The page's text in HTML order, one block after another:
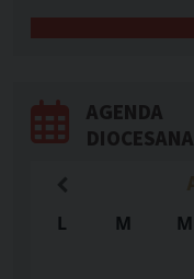
AGENDA
DIOCESANA
L M M